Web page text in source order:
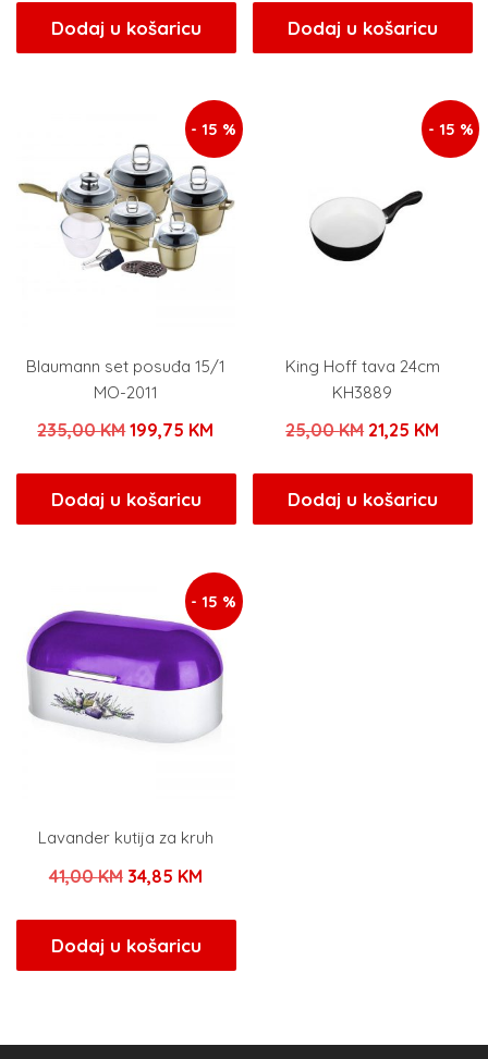
bila
je:
je:
12,75 KM.
Dodaj u košaricu
bila
je:
je:
8,50
Dodaj u košaricu
- 15 %
Blaumann set posuđa 15/1
MO-2011
235,00KMIzvorna
bila
je:
199,75 KM Trenutna
199,75 KM.
Dodaj u košaricu
- 15 %
King Hoff tava 24cm
KH3889
25,00KM Izvorna
bila
je:
21,25 KM
21,25
Dodaj u košaricu
- 15 %
Lavander kutija za kruh
41,00KM Izvorna
bila
je:
34,85 KMTrenutna
34,85 KM.
Dodaj u košaricu